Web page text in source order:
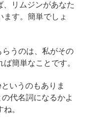
、リムジンがあなた
ます。簡単でしょ
うのは、私がその
簡単なことです。
いうのもありま
代名詞になるかよ
。